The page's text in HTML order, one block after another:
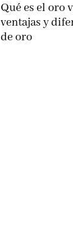
Qué es el oro
ventajas y
de oro